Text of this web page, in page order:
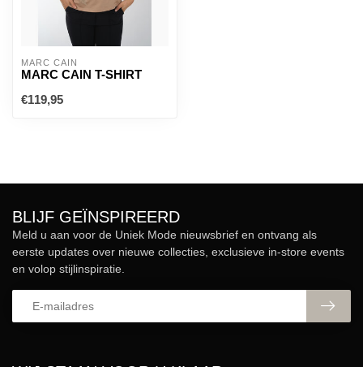
MARC CAIN
MARC CAIN T-SHIRT
€119,95
BLIJF GEÏNSPIREERD
Meld u aan voor de Uniek Mode nieuwsbrief en ontvang als
eerste updates over nieuwe collecties, exclusieve in-store events
en volop stijlinspiratie.